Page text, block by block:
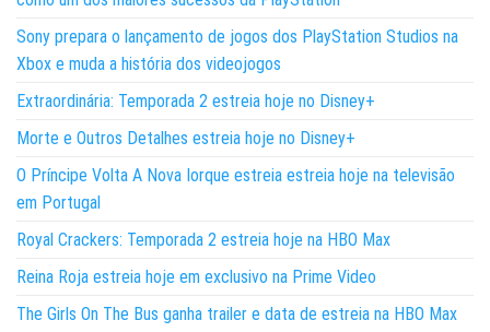
Sony prepara o lançamento de jogos dos PlayStation Studios na
Xbox e muda a história dos videojogos
Extraordinária: Temporada 2 estreia hoje no Disney+
Morte e Outros Detalhes estreia hoje no Disney+
O Príncipe Volta A Nova Iorque estreia estreia hoje na televisão
em Portugal
Royal Crackers: Temporada 2 estreia hoje na HBO Max
Reina Roja estreia hoje em exclusivo na Prime Video
The Girls On The Bus ganha trailer e data de estreia na HBO Max